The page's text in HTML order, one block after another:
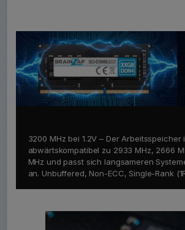
3200 MHz bei 1.2V – Der Arbeitsspeicher
abwärtskompatibel zu 2933 MHz, 2666
MHz und passt sich langsameren
an. Unbuffered, Non-ECC, Single-Rank